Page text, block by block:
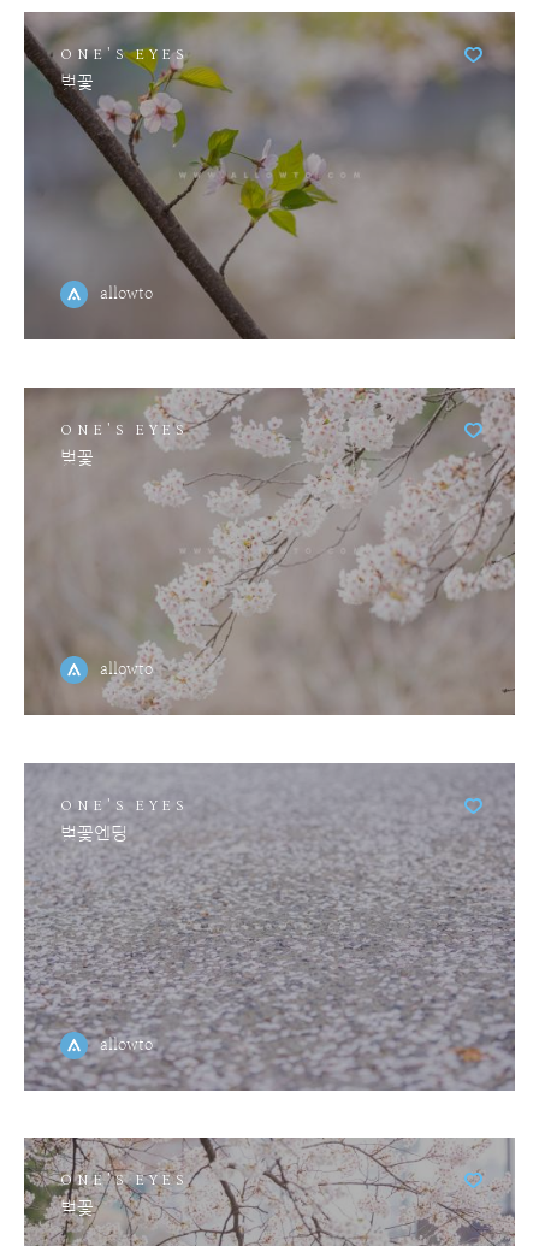
ONE'S EYES
벚꽃
allowto
ONE'S EYES
벚꽃
allowto
ONE'S EYES
벚꽃엔딩
allowto
ONE'S EYES
벚꽃